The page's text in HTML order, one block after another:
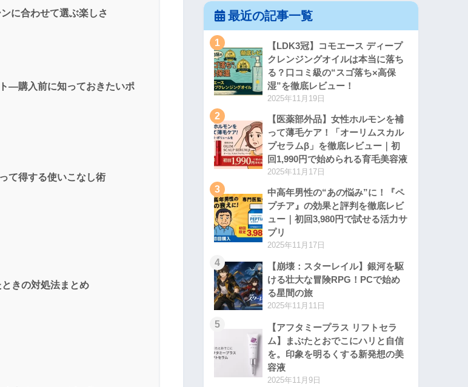
に合わせて選ぶ楽しさ
―購入前に知っておきたいポ
て得する使いこなし術
きの対処法まとめ
最近の記事一覧
1
【LDK3冠】コモエース ディープ
クレンジングオイルは本当に落ち
る？口コミ級の“スゴ落ち×高保
湿”を徹底レビュー！
2025年11月19日
2
【医薬部外品】女性ホルモンを補
って薄毛ケア！「オーリムスカル
プセラムβ」を徹底レビュー｜初
回1,990円で始められる育毛美容液
2025年11月17日
3
中高年男性の“あの悩み”に！『ペ
プチア』の効果と評判を徹底レビ
ュー｜初回3,980円で試せる活力サ
プリ
2025年11月17日
4
【崩壊：スターレイル】銀河を駆
ける壮大な冒険RPG！PCで始め
る星間の旅
2025年11月11日
5
【アフタミープラス リフトセラ
ム】まぶたとおでこにハリと自信
を。印象を明るくする新発想の美
容液
2025年11月9日